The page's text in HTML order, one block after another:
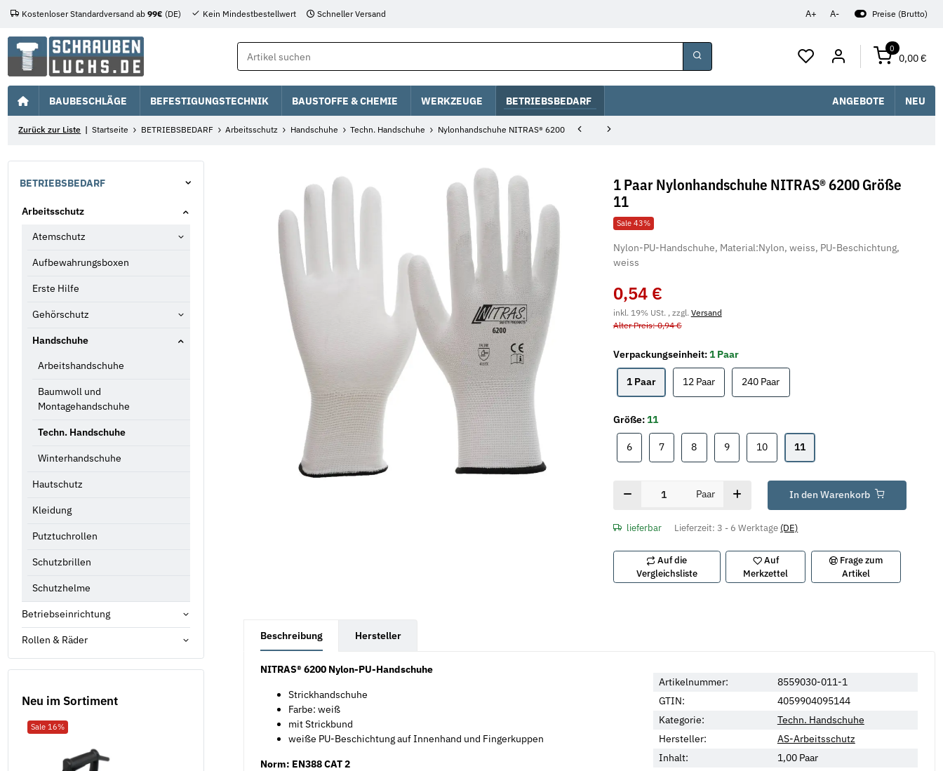
A+ A- Preise (Brutto)
Kostenloser Standardversand ab 99€ (DE) Kein Mindestbestellwert Schneller Versand
0
0,00 €
BAUBESCHLÄGE BEFESTIGUNGSTECHNIK BAUSTOFFE & CHEMIE WERKZEUGE BETRIEBSBEDARF ANGEBOTE NEU
Zurück zur Liste Startseite BETRIEBSBEDARF Arbeitsschutz Handschuhe Techn. Handschuhe Nylonhandschuhe NITRAS® 6200
1 Paar Nylonhandschuhe NITRAS® 6200 Größe
11
Sale 43%
Nylon-PU-Handschuhe, Material:Nylon, weiss, PU-Beschichtung,
weiss
0,54 €
inkl. 19% USt. , zzgl.Versand
Alter Preis: 0,94 €
Verpackungseinheit:1 Paar
1 Paar1 Paar12 Paar12 Paar240 Paar240 Paar
Größe:11
66 77 88 99 1010 1111
Paar In den Warenkorb
lieferbar Lieferzeit:3 - 6 Werktage (DE)
Auf die
Vergleichsliste
Auf
Merkzettel
Frage zum
Artikel
Beschreibung Hersteller
NITRAS® 6200 Nylon-PU-Handschuhe
Strickhandschuhe
Farbe: weiß
mit Strickbund
weiße PU-Beschichtung auf Innenhand und Fingerkuppen
Norm: EN388 CAT 2
Artikelnummer:
8559030-011-1
GTIN:
4059904095144
Kategorie:
Techn. Handschuhe
Hersteller:
AS-Arbeitsschutz
Inhalt:
1,00 Paar
BETRIEBSBEDARF
Arbeitsschutz
Atemschutz
Aufbewahrungsboxen
Erste Hilfe
Gehörschutz
Handschuhe
Arbeitshandschuhe
Baumwoll und
Montagehandschuhe
Techn. Handschuhe
Winterhandschuhe
Hautschutz
Kleidung
Putztuchrollen
Schutzbrillen
Schutzhelme
Betriebseinrichtung
Rollen & Räder
Neu im Sortiment
Sale 16% Neu